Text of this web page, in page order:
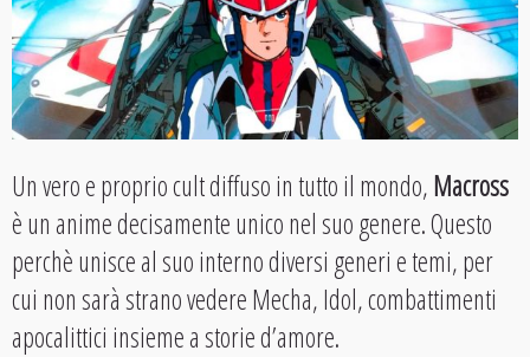
Un vero e proprio cult diffuso in tutto il mondo,Macross
è un anime decisamente unico nel suo genere. Questo
perchè unisce al suo interno diversi generi e temi, per
cui non sarà strano vedere Mecha, Idol, combattimenti
apocalittici insieme a storie d’amore.